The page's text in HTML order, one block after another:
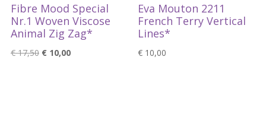
Fibre Mood Special
Nr.1 Woven Viscose
Animal Zig Zag*
€17,50 Oorspronkelijke
€10,00Huidige
Eva Mouton 2211
French Terry Vertical
Lines*
€ 10,00